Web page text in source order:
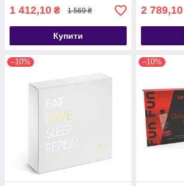
1 412,10 ₴ 1 569 ₴
Купити
2 789,10
–10% –10%